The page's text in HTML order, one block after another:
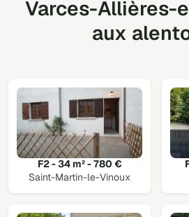
Varces-Allières-
aux
F2 - 34 m² - 780 €
Saint-Martin-le-Vinoux